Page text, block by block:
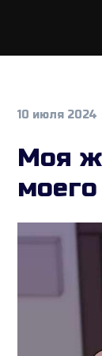
10 июля 2024
Моя
моего